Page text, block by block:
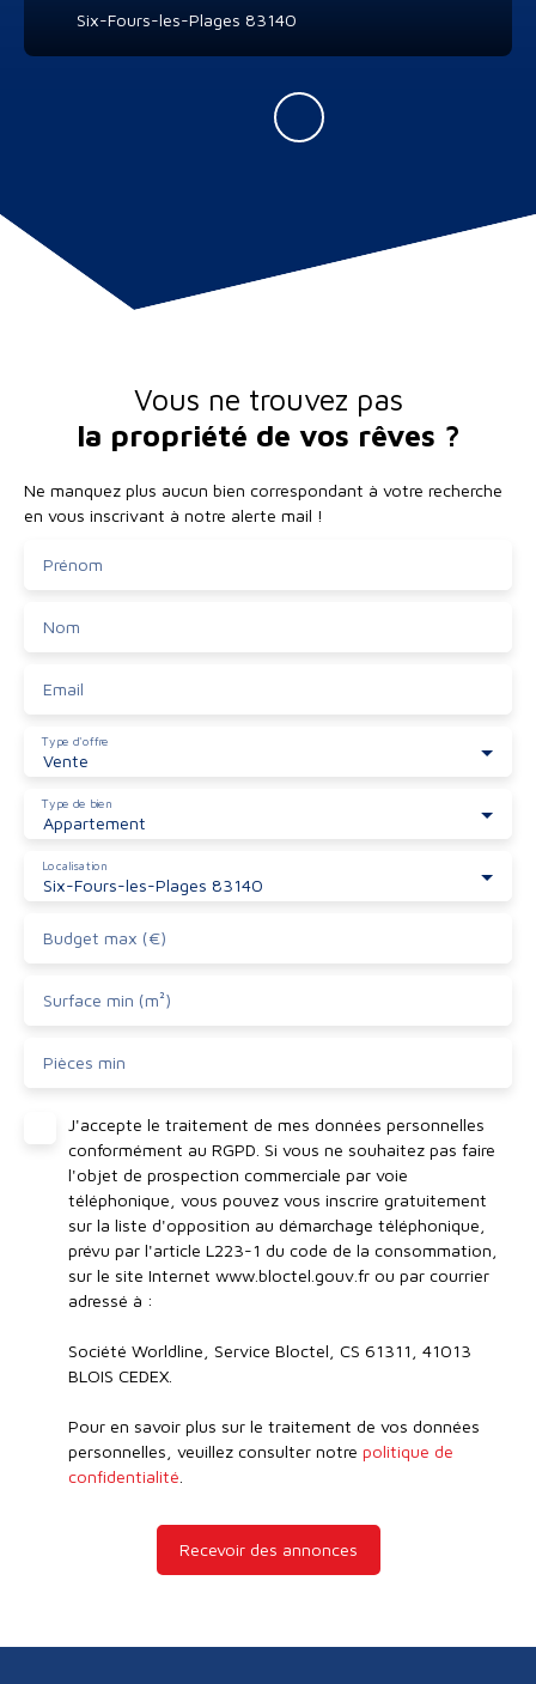
Six-Fours-les-Plages 83140
Vous ne trouvez pas
la propriété de vos rêves ?
Ne manquez plus aucun bien correspondant à votre recherche
en vous inscrivant à notre alerte mail !
Prénom
Nom
Email
Vente
Type d'offre
Appartement
Type de bien
Six-Fours-les-Plages 83140
Localisation
Budget max (€)
Surface min (m²)
Pièces min
J'accepte le traitement de mes données personnelles
conformément au RGPD. Si vous ne souhaitez pas faire
l'objet de prospection commerciale par voie
téléphonique, vous pouvez vous inscrire gratuitement
sur la liste d'opposition au démarchage téléphonique,
prévu par l'article L223-1 du code de la consommation,
sur le site Internet www.bloctel.gouv.fr ou par courrier
adressé à :
Société Worldline, Service Bloctel, CS 61311, 41013
BLOIS CEDEX.
Pour en savoir plus sur le traitement de vos données
personnelles, veuillez consulter notre politique de
confidentialité
Recevoir des annonces